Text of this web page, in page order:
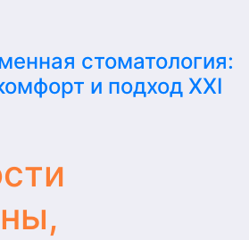
стоматология:
и подход XXI